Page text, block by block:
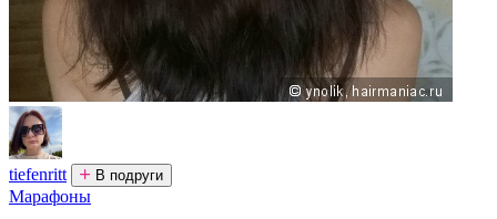
tiefenritt В подруги
Марафоны